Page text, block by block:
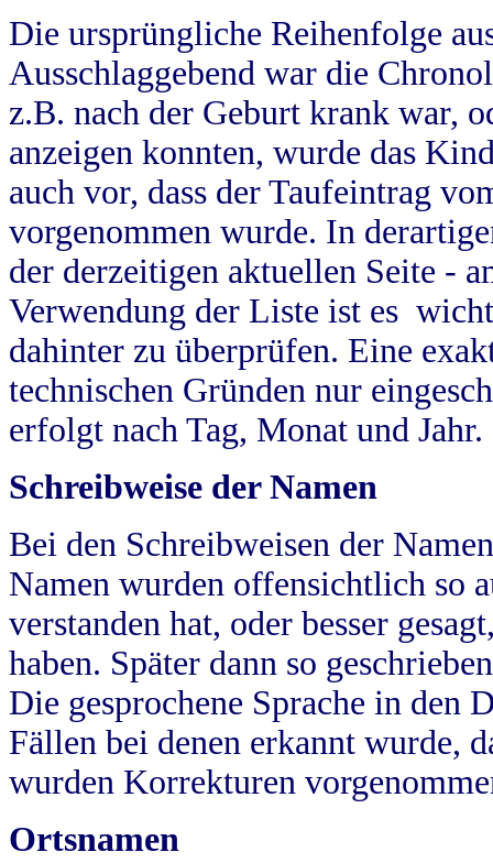
Die ursprüngliche Reihenfolge
Ausschlaggebend war die
z.B. nach der Geburt krank war,
anzeigen konnten, wurde das
auch vor, dass der Taufeintrag
vorgenommen wurde. In
der derzeitigen aktuellen Seite -
Verwendung der Liste ist es
dahinter zu überprüfen. Eine
technischen Gründen nur
erfolgt nach Tag, Monat und Jahr.
Schreibweise der Namen
Bei den Schreibweisen der
Namen wurden offensichtlich so
verstanden hat, oder besser
haben. Später dann so
Die gesprochene Sprache in
Fällen bei denen erkannt wurde,
wurden Korrekturen
Ortsnamen